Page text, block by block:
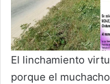
El linchamiento
porque el